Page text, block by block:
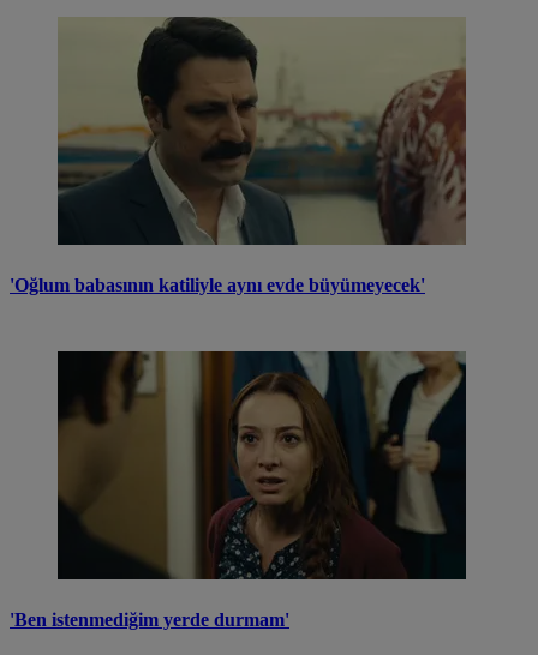
'Oğlum babasının katiliyle aynı evde büyümeyecek'
'Ben istenmediğim yerde durmam'